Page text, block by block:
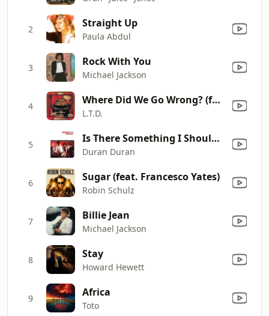
2 Straight Up
Paula Abdul
3 Rock With You
Michael Jackson
4 Where Did We Go Wrong? (feat. Jeffrey Osborne)
L.T.D.
5 Is There Something I Should Know?
Duran Duran
6 Sugar (feat. Francesco Yates)
Robin Schulz
7 Billie Jean
Michael Jackson
8 Stay
Howard Hewett
9 Africa
Toto